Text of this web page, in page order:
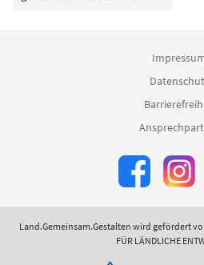
Land.Gemeinsam.Gestalten wird gefördert von
FÜR LÄNDLICHE